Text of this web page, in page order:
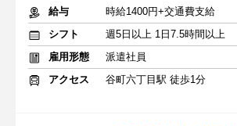
給与
時給1400円+交通費支給
シフト
週5日以上 1日7.5時間以上
雇用形態
派遣社員
アクセス
谷町六丁目駅 徒歩1分